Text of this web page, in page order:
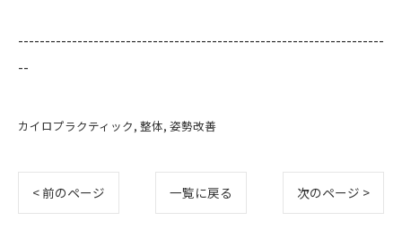
--------------------------------------------------------------------
--
カイロプラクティック 整体 姿勢改善
< 前のページ 一覧に戻る 次のページ >